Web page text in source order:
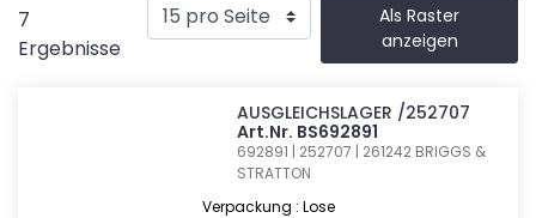
7
Ergebnisse
Als Raster
anzeigen
AUSGLEICHSLAGER /252707
Art.Nr. BS692891
692891 | 252707 | 261242 BRIGGS &
STRATTON
Verpackung : Lose